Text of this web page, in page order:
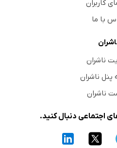
کاربران
با ما
ناشران
پنل ناشران
ناشران
اجتماعی دنبال کنید.